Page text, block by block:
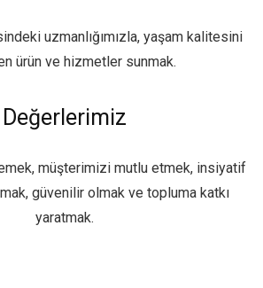
uzmanlığımızla, yaşam kalitesini
ürün ve hizmetler sunmak.
Değerlerimiz
müşterimizi mutlu etmek, insiyatif
güvenilir olmak ve topluma katkı
yaratmak.